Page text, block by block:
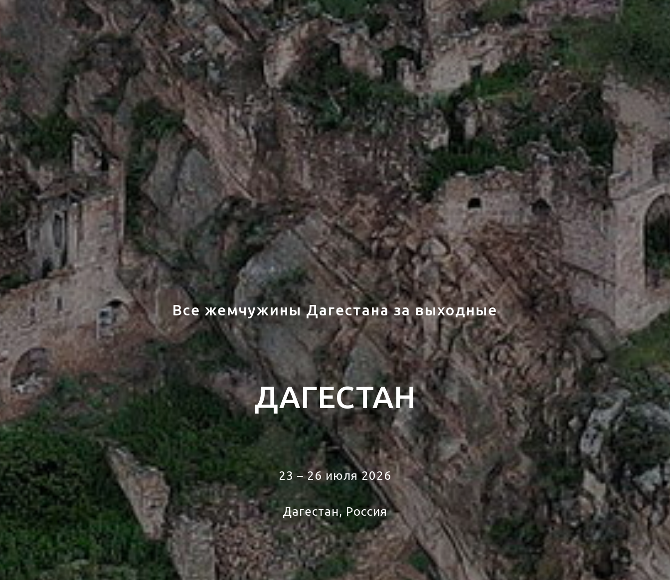
Все жемчужины Дагестана за выходные
ДАГЕСТАН
23 – 26 июля 2026
Дагестан, Россия
тур в Дагестан, тур в Россию